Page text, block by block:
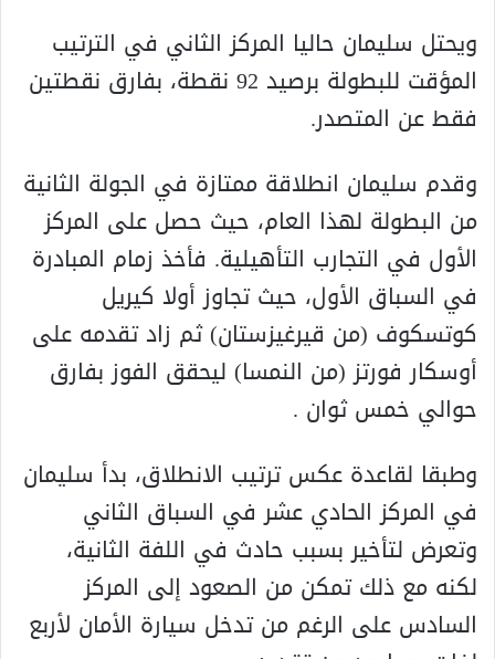
ويحتل سليمان حاليا المركز الثاني في الترتيب
المؤقت للبطولة برصيد 92 نقطة، بفارق نقطتين
فقط عن المتصدر.
وقدم سليمان انطلاقة ممتازة في الجولة الثانية
من البطولة لهذا العام، حيث حصل على المركز
الأول في التجارب التأهيلية. فأخذ زمام المبادرة
في السباق الأول، حيث تجاوز أولا كيريل
كوتسكوف (من قيرغيزستان) ثم زاد تقدمه على
أوسكار فورتز (من النمسا) ليحقق الفوز بفارق
حوالي خمس ثوان .
وطبقا لقاعدة عكس ترتيب الانطلاق، بدأ سليمان
في المركز الحادي عشر في السباق الثاني
وتعرض لتأخير بسبب حادث في اللفة الثانية،
لكنه مع ذلك تمكن من الصعود إلى المركز
السادس على الرغم من تدخل سيارة الأمان لأربع